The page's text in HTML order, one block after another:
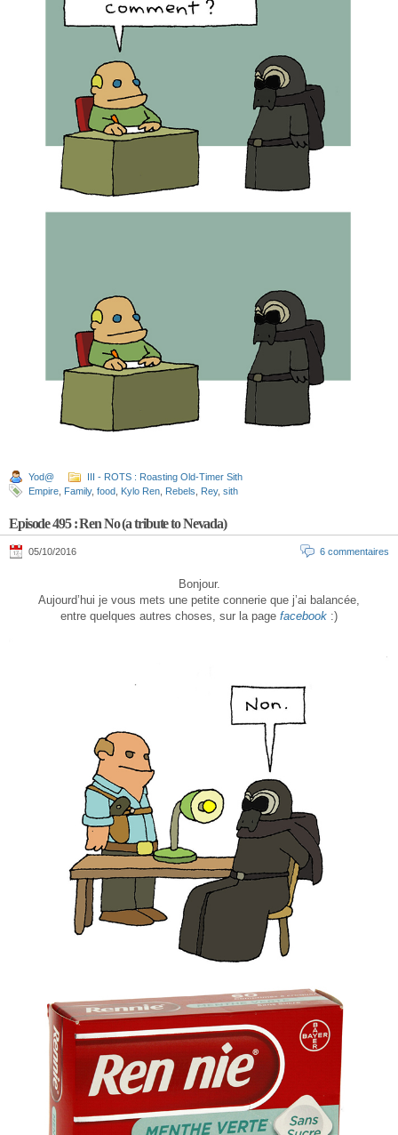
Yod@
III - ROTS : Roasting Old-Timer Sith
Empire Family, food Kylo Ren Rebels Rey, sith
Episode 495 : Ren No (a tribute to Nevada)
05/10/2016 6 commentaires
Bonjour.
Aujourd’hui je vous mets une petite connerie que j’ai balancée,
entre quelques autres choses, sur la page facebook :)